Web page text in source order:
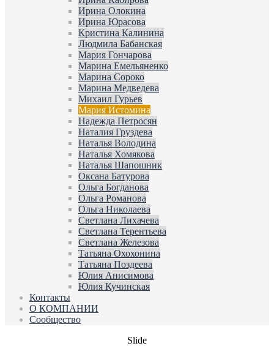
Ирина Олокина
Ирина Юрасова
Кристина Калинина
Людмила Бабанская
Мария Гончарова
Марина Емельяненко
Марина Сороко
Марина Медведева
Михаил Гурьев
Мария Истомина
Надежда Петросян
Наталия Груздева
Наталья Володина
Наталья Хомякова
Наталья Шапошник
Оксана Батурова
Ольга Богданова
Ольга Романова
Ольга Николаева
Светлана Лихачева
Светлана Терентьева
Светлана Железова
Татьяна Охохонина
Татьяна Поздеева
Юлия Анисимова
Юлия Кучинская
Контакты
О КОМПАНИИ
Сообщество
Slide